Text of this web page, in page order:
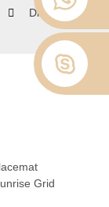
Dining